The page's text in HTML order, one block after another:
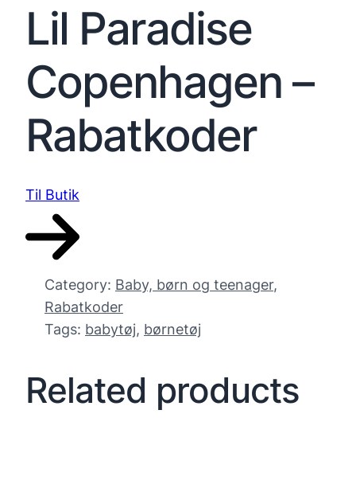
Lil Paradise
Copenhagen –
Rabatkoder
Til Butik
Category: Baby, børn og teenager
Rabatkoder
Tags: babytøj, børnetøj
Related products